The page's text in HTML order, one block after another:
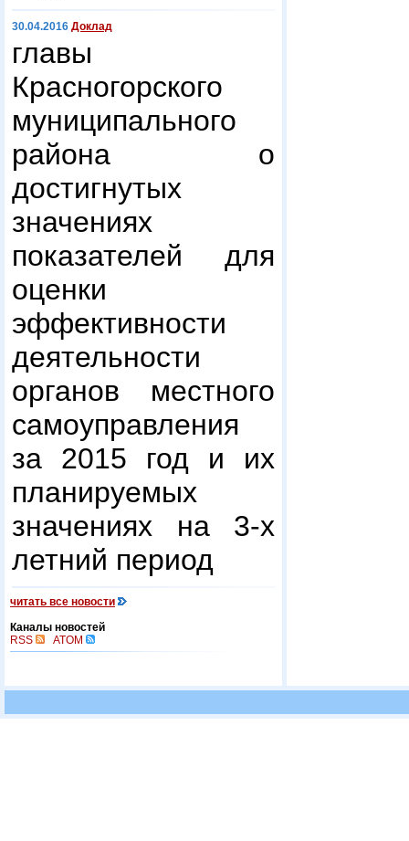
30.04.2016 Доклад
главы
Красногорского
муниципального
района о
достигнутых
значениях
показателей для
оценки
эффективности
деятельности
органов местного
самоуправления
за 2015 год и их
планируемых
значениях на 3-х
летний период
читать все новости
Каналы новостей
RSS
ATOM